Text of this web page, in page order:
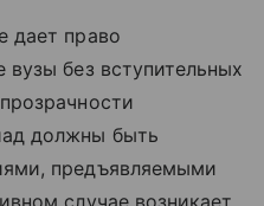
дает право
без вступительных
должны быть
предъявляемыми